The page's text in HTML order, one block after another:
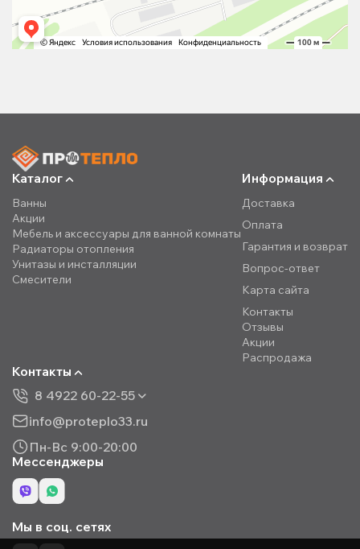
Каталог
Ванны
Акции
Мебель и аксессуары для ванной комнаты
Радиаторы отопления
Унитазы и инсталляции
Смесители
Информация
Доставка
Оплата
Гарантия и возврат
Вопрос-ответ
Карта сайта
Контакты
Отзывы
Акции
Распродажа
Контакты
8 4922 60-22-55
info@proteplo33.ru
Пн-Вс 9:00-20:00
Мессенджеры
Мы в соц. сетях